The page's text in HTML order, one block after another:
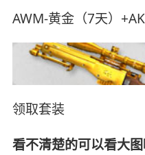
AWM-黄金（7天）
领取套装
看不清楚的可以看大图